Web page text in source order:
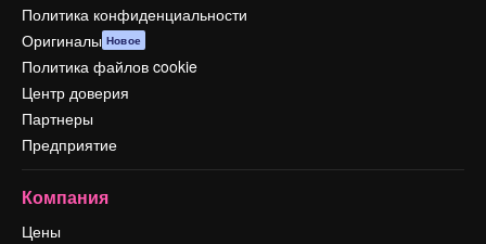
Политика конфиденциальности
Оригиналы Новое
Политика файлов cookie
Центр доверия
Партнеры
Предприятие
Компания
Цены